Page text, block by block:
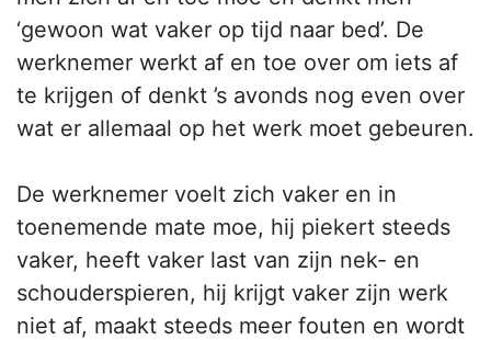
‘gewoon wat vaker op tijd naar bed’. De
werknemer werkt af en toe over om iets af
te krijgen of denkt ’s avonds nog even over
wat er allemaal op het werk moet gebeuren.
De werknemer voelt zich vaker en in
toenemende mate moe, hij piekert steeds
vaker, heeft vaker last van zijn nek- en
schouderspieren, hij krijgt vaker zijn werk
niet af, maakt steeds meer fouten en wordt